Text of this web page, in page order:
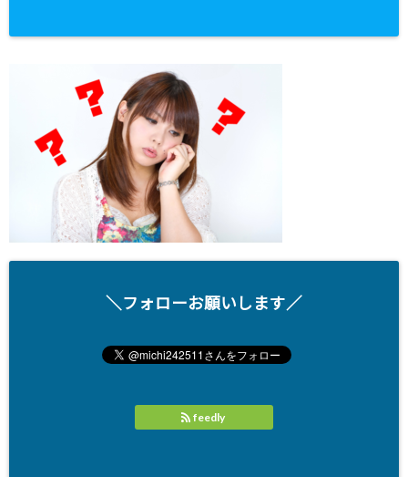
＼フォローお願いします／
feedly